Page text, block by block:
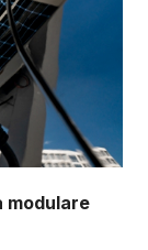
modulare